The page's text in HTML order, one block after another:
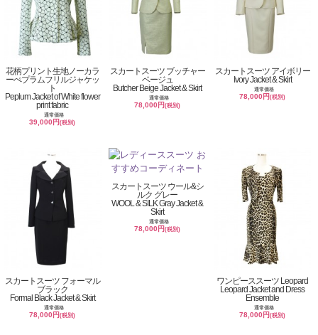
花柄プリント生地ノーカラ
ーぺプラムフリルジャケッ
ト
Peplum Jacket of White flower
print fabric
通常価格
39,000円(税別)
スカートスーツ ブッチャー
ベージュ
Butcher Beige Jacket & Skirt
通常価格
78,000円(税別)
スカートスーツ アイボリー
Ivory Jacket & Skirt
通常価格
78,000円(税別)
スカートスーツ フォーマル
ブラック
Formal Black Jacket & Skirt
通常価格
78,000円(税別)
スカートスーツ ウール&シ
ルク グレー
WOOL & SILK Gray Jacket &
Skirt
通常価格
78,000円(税別)
ワンピーススーツ Leopard
Leopard Jacket and Dress
Ensemble
通常価格
78,000円(税別)